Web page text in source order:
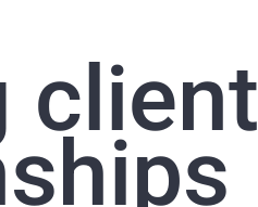
client